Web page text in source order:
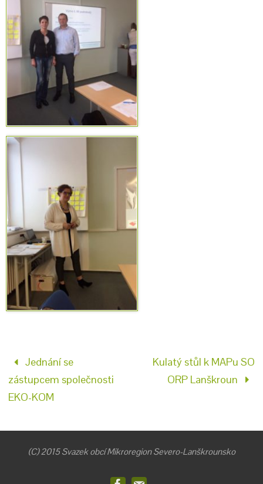
Jednání se
zástupcem společnosti
EKO-KOM
Kulatý stůl k MAPu SO
ORP Lanškroun
(C) 2015 Svazek obcí Mikroregion Severo-Lanškrounsko